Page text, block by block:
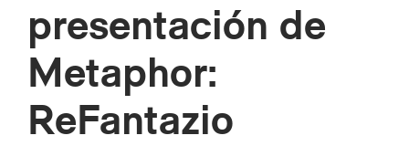
presentación de
Metaphor:
ReFantazio